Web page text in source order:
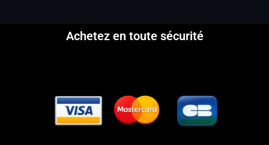
Achetez en toute sécurité